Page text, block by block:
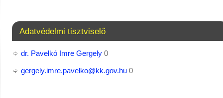
Adatvédelmi tisztviselő
dr. Pavelkó Imre Gergely0
gergely.imre.pavelko@kk.gov.hu0